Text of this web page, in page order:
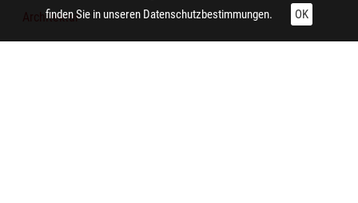
Architektur
finden Sie in unseren Datenschutzbestimmungen. OK